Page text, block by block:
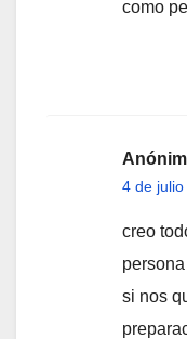
como
4 de
creo
si nos